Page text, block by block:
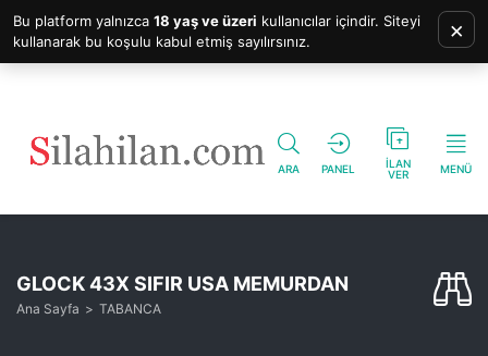
ARA PANEL
İLAN
VER
MENÜ
GLOCK 43X SIFIR USA MEMURDAN
Ana Sayfa TABANCA
Bu platform yalnızca 18 yaş ve üzeri kullanıcılar içindir. Siteyi
kullanarak bu koşulu kabul etmiş sayılırsınız.
×